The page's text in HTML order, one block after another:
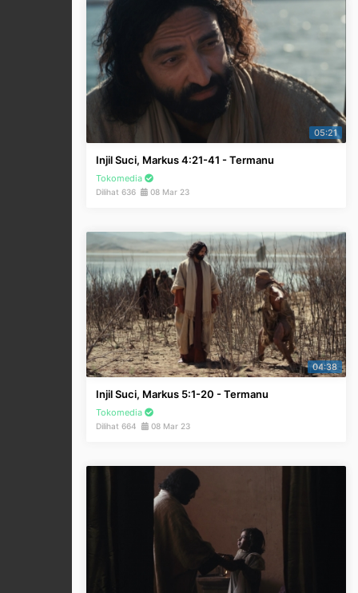
05:21
Injil Suci, Markus 4:21-41 - Termanu
Tokomedia
Dilihat 636 08 Mar 23
04:38
Injil Suci, Markus 5:1-20 - Termanu
Tokomedia
Dilihat 664 08 Mar 23